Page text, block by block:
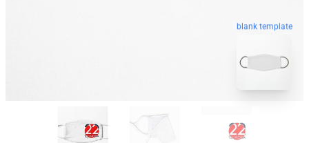
blank template